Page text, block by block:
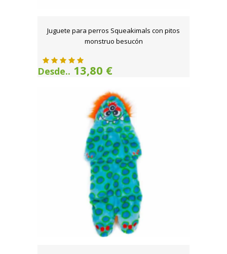
Juguete para perros Squeakimals con pitos
monstruo besucón
Desde.. 13,80 €